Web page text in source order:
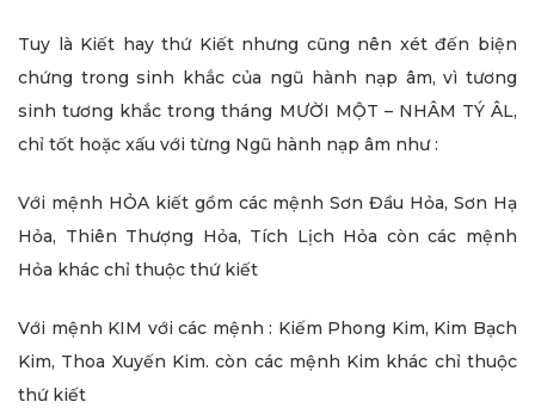
Tuy là Kiết hay thứ Kiết nhưng cũng nên xét đến biện
chứng trong sinh khắc của ngũ hành nạp âm, vì tương
sinh tương khắc trong tháng MƯỜI MỘT – NHÂM TÝ ÂL,
chỉ tốt hoặc xấu với từng Ngũ hành nạp âm như :
Với mệnh HỎA kiết gồm các mệnh Sơn Đầu Hỏa, Sơn Hạ
Hỏa, Thiên Thượng Hỏa, Tích Lịch Hỏa còn các mệnh
Hỏa khác chỉ thuộc thứ kiết
Với mệnh KIM với các mệnh : Kiếm Phong Kim, Kim Bạch
Kim, Thoa Xuyến Kim. còn các mệnh Kim khác chỉ thuộc
thứ kiết